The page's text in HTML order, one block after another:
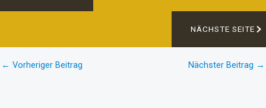
NÄCHSTE SEITE
← Vorheriger Beitrag Nächster Beitrag →